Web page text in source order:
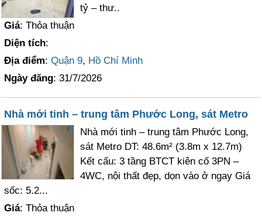
tỷ – thư..
Giá: Thỏa thuận
Diện tích:
Địa điểm:Quận 9, Hồ Chí Minh
Ngày đăng: 31/7/2026
Nhà mới tinh – trung tâm Phước Long, sát Metro
Nhà mới tinh – trung tâm Phước Long,
sát Metro DT: 48.6m² (3.8m x 12.7m)
Kết cấu: 3 tầng BTCT kiên cố 3PN –
4WC, nội thất đẹp, dọn vào ở ngay Giá
sốc: 5.2...
Giá: Thỏa thuận